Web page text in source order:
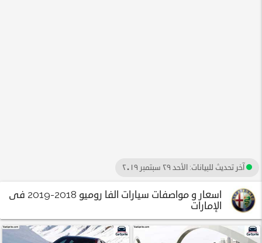
آخر تحديث للبيانات: الأحد ٢٩ سبتمبر ٢٠١٩
اسعار و مواصفات سيارات الفا روميو 2018-2019 فى
الإمارات